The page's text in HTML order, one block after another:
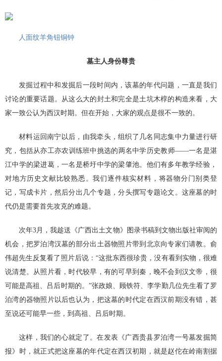
人面纹羊角钮铜钟
墓主人身份尊贵
发掘过程中和发掘后一段时间内，该墓的年代问题，一直是我们
讨论的重要话题。从这么大的封土和完全是土坑木椁的构造来看，大
家一致公认为西汉时期。但在开始，大家的观点是很不一致的。
材料运回南宁以后，由我牵头，组织了几名同志集中力量进行研
究，包括从亦工亦农训练班中挑选的两名中学历史教师——一名是湛
江中学的梁进葛，一名是桥圩中学的梁肇池。他们有多年教学经验，
对地方历史文献比较熟悉。我们逐件核实材料，将器物分门别类登
记，写成卡片，然后分出几个专题，分头撰写专题论文。这座墓的时
代仍是需要首先攻克的难题。
次年3月，我趁送《广西出土文物》图录书稿到文物出版社审阅的
机会，把罗泊湾汉墓的部分出土器物照片带到北京向专家们请教。俞
伟超先生反复看了照片后说：“这批东西很珍贵，没有看到实物，很难
说清楚。从照片看，时代较早，有的可早到秦，晚不会到汉文帝，很
可能是高祖、吕后时期的。”张政娘、顾铁符、李学勤几位先生看了罗
泊湾的器物照片以后也认为，把这墓的时代定在西汉前期没有错，甚
至说还可能早一些，到高祖、吕后时期。
这样，我们的心就定了。在发表《广西贵县罗泊湾一号墓发掘简
报》时，就正式把这座墓的年代定在西汉初期，就是赵佗在岭南割据